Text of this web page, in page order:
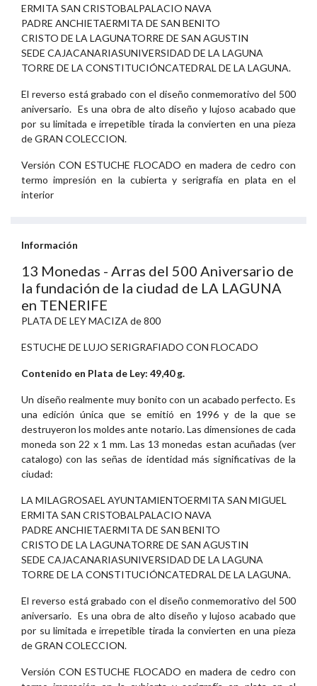
ERMITA SAN CRISTOBALPALACIO NAVA
PADRE ANCHIETAERMITA DE SAN BENITO
CRISTO DE LA LAGUNATORRE DE SAN AGUSTIN
SEDE CAJACANARIASUNIVERSIDAD DE LA LAGUNA
TORRE DE LA CONSTITUCIÓNCATEDRAL DE LA LAGUNA.
El reverso está grabado con el diseño conmemorativo del 500
aniversario. Es una obra de alto diseño y lujoso acabado que
por su limitada e irrepetible tirada la convierten en una pieza
de GRAN COLECCION.
Versión CON ESTUCHE FLOCADO en madera de cedro con
termo impresión en la cubierta y serigrafía en plata en el
interior
Información
13 Monedas - Arras del 500 Aniversario de
la fundación de la ciudad de LA LAGUNA
en TENERIFE
PLATA DE LEY MACIZA de 800
ESTUCHE DE LUJO SERIGRAFIADO CON FLOCADO
Contenido en Plata de Ley: 49,40 g.
Un diseño realmente muy bonito con un acabado perfecto. Es
una edición única que se emitió en 1996 y de la que se
destruyeron los moldes ante notario. Las dimensiones de cada
moneda son 22 x 1 mm. Las 13 monedas estan acuñadas (ver
catalogo) con las señas de identidad más significativas de la
ciudad:
LA MILAGROSAEL AYUNTAMIENTOERMITA SAN MIGUEL
ERMITA SAN CRISTOBALPALACIO NAVA
PADRE ANCHIETAERMITA DE SAN BENITO
CRISTO DE LA LAGUNATORRE DE SAN AGUSTIN
SEDE CAJACANARIASUNIVERSIDAD DE LA LAGUNA
TORRE DE LA CONSTITUCIÓNCATEDRAL DE LA LAGUNA.
El reverso está grabado con el diseño conmemorativo del 500
aniversario. Es una obra de alto diseño y lujoso acabado que
por su limitada e irrepetible tirada la convierten en una pieza
de GRAN COLECCION.
Versión CON ESTUCHE FLOCADO en madera de cedro con